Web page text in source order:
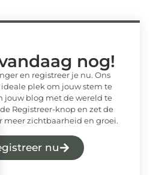
nog!
en registreer je nu. Ons
plek om jouw stem te
jouw blog met de wereld te
Registreer-knop en zet de
meer zichtbaarheid en groei.
nu